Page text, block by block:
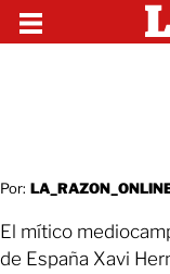
Por:
El mítico
de España Xavi